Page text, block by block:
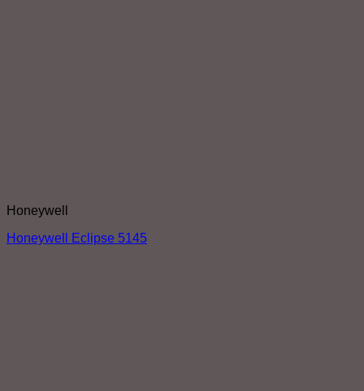
Honeywell
Honeywell Eclipse 5145